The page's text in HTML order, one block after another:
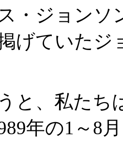
・ジョンソ
げていたジ
と、私たち
年の1～8